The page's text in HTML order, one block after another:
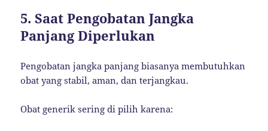
5. Saat Pengobatan Jangka
Panjang Diperlukan
Pengobatan jangka panjang biasanya membutuhkan
obat yang stabil, aman, dan terjangkau.
Obat generik sering di pilih karena: